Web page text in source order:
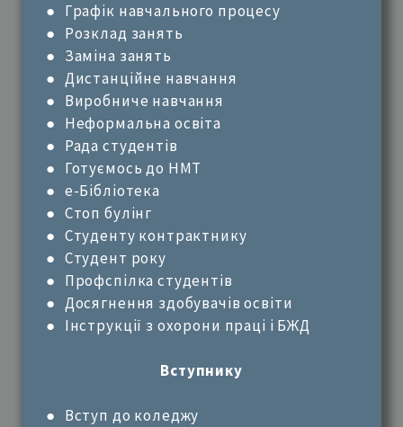
● Графік навчального процесу
● Розклад занять
● Заміна занять
● Дистанційне навчання
● Виробниче навчання
● Неформальна освіта
● Рада студентів
● Готуємось до НМТ
● е-Бібліотека
● Стоп булінг
● Студенту контрактнику
● Студент року
● Профспілка студентів
● Досягнення здобувачів освіти
● Інструкції з охорони праці і БЖД
Вступнику
● Вступ до коледжу